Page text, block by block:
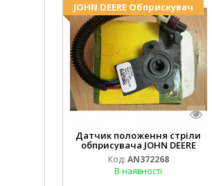
JOHN DEERE Обприскувач
Датчик положення стріли
обприсувача JOHN DEERE
Код: AN372268
В наявності